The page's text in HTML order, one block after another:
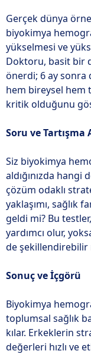
Gerçek dünya
biyokimya
yükselmesi ve
Doktoru, basit bir
önerdi; 6 ay
hem bireysel hem
kritik olduğunu
Soru ve Tartışma
Siz biyokimya
aldığınızda hangi
çözüm odaklı
yaklaşımı, sağlık
geldi mi? Bu
yardımcı olur,
de şekillendirebilir
Sonuç ve İçgörü
Biyokimya
toplumsal sağlık
kılar. Erkeklerin
değerleri hızlı ve